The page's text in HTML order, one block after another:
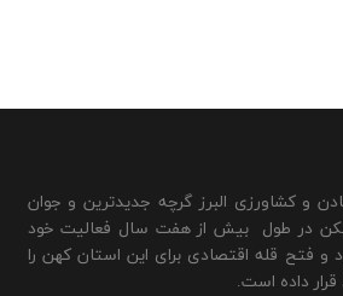
و کشاورزی البرز گرچه جدیدترین و جوان
در طول بیش از هفت سال فعالیت خود
فتح قله اقتصادی برای این استان کهن را
داده است.